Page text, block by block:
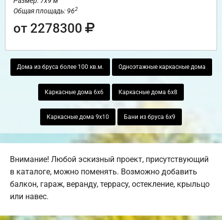
Общая площадь: 962
от 2278300
Дома из бруса более 100 кв.м. Одноэтажные каркасные дома
Каркасные дома 6х6 Каркасные дома 6х8
Каркасные дома 9х10 Бани из бруса 6х9
Внимание! Любой эскизный проект, присутствующий
в каталоге, можно поменять. Возможно добавить
балкон, гараж, веранду, террасу, остекление, крыльцо
или навес.